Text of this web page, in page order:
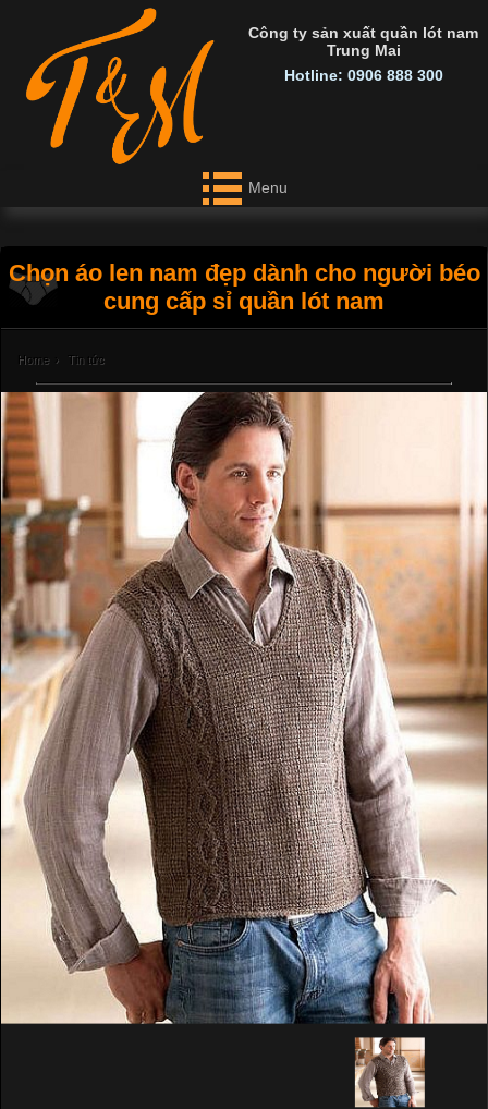
Công ty sản xuất quần lót nam
Trung Mai
Hotline: 0906 888 300
Menu
Chọn áo len nam đẹp dành cho người béo
cung cấp sỉ quần lót nam
Home › Tin tức